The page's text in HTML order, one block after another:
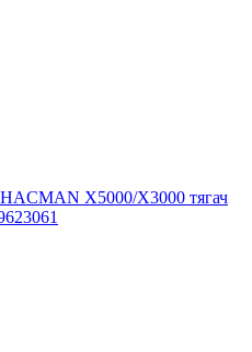
X5000/X3000 тягач